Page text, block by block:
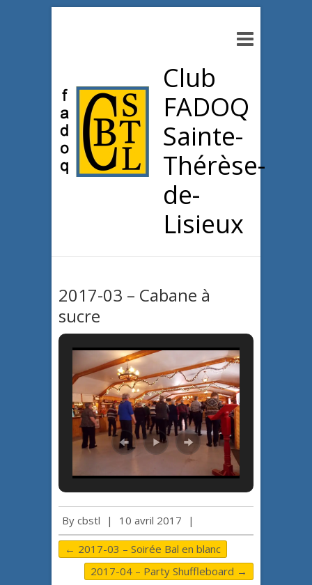
Club
FADOQ
Sainte-
Thérèse-
de-
Lisieux
2017-03 – Cabane à
sucre
By cbstl | 10 avril 2017 |
← 2017-03 – Soirée Bal en blanc
2017-04 – Party Shuffleboard →